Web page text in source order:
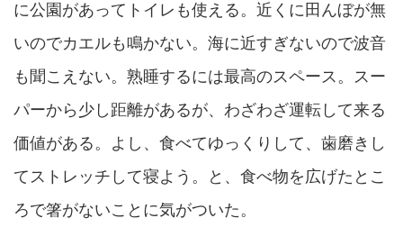
に公園があってトイレも使える。近くに田んぼが無
いのでカエルも鳴かない。海に近すぎないので波音
も聞こえない。熟睡するには最高のスペース。スー
パーから少し距離があるが、わざわざ運転して来る
価値がある。よし、食べてゆっくりして、歯磨きし
てストレッチして寝よう。と、食べ物を広げたとこ
ろで箸がないことに気がついた。